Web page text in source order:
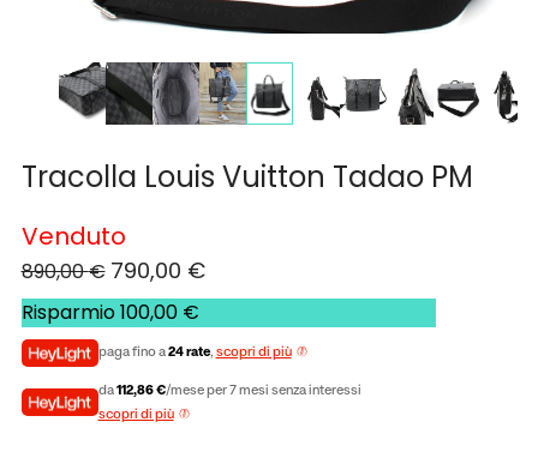
Tracolla Louis Vuitton Tadao PM
890,00€ 790,00 €
Risparmio100,00 €
paga fino a24 rate, scopri di più
da112,86 €/mese per 7 mesi senza interessi
scopri di più
Venduto